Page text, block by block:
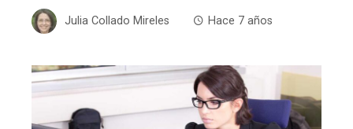
Julia Collado Mireles Hace 7 años